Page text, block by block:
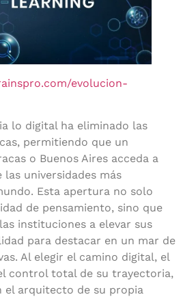
evolucion-
lo digital ha eliminado las
permitiendo que un
o Buenos Aires acceda a
universidades más
Esta apertura no solo
de pensamiento, sino que
instituciones a elevar sus
para destacar en un mar de
Al elegir el camino digital, el
control total de su trayectoria,
el arquitecto de su propia